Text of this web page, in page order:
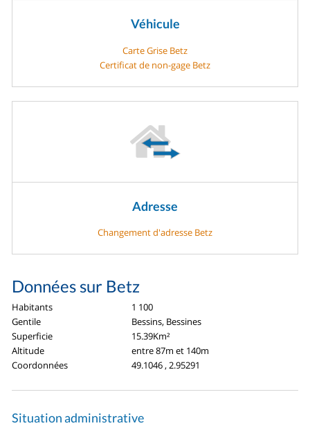
Véhicule
Carte Grise Betz
Certificat de non-gage Betz
Adresse
Changement d'adresse Betz
Données sur Betz
Habitants
1 100
Gentile
Bessins, Bessines
Superficie
15.39Km²
Altitude
entre 87m et 140m
Coordonnées
49.1046 , 2.95291
Situation administrative